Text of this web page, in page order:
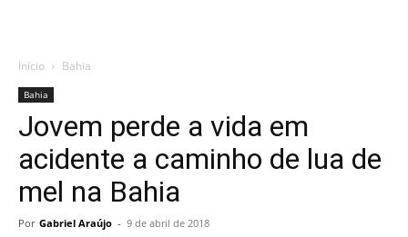
Início Bahia
Bahia
Jovem perde a vida em
acidente a caminho de lua de
mel na Bahia
Por Gabriel Araújo - 9 de abril de 2018